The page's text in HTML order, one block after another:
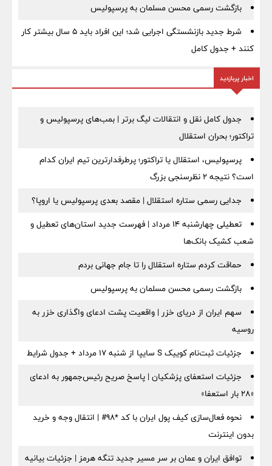
بازگشت رسمی محسن مسلمان به پرسپولیس
شرط جدید بازنشستگی اجرایی شد؛ این افراد باید ۵ سال بیشتر کار
کنند + جدول کامل
اخبار پربازدید
جدول کامل نقل و انتقالات لیگ برتر | بمب‌های پرسپولیس و
تراکتور؛ بحران استقلال
پرسپولیس، استقلال یا تراکتور؛ پرطرفدارترین تیم ایران کدام
است؟ نتیجه ۲ نظرسنجی بزرگ
جدایی رسمی ستاره استقلال | مقصد بعدی پرسپولیس یا اروپا؟
تعطیلی چهارشنبه ۱۴ مرداد | فهرست جدید استان‌های تعطیل و
شعب کشیک بانک‌ها
حماقت کردم ستاره استقلال را تا جام جهانی بردم
بازگشت رسمی محسن مسلمان به پرسپولیس
سهم ایران از دریای خزر | واقعیت پشت ادعای واگذاری خزر به
روسیه
جزئیات ثبت‌نام کوییک S سایپا از شنبه ۱۷ مرداد + جدول شرایط
جزئیات استعفای پزشکیان | پاسخ صریح رئیس‌جمهور به ادعای
«۲۸ بار استعفا»
نحوه فعال‌سازی کیف پول ایران با کد *98# | انتقال وجه و خرید
بدون اینترنت
توافق ایران و عمان بر سر مسیر جدید تنگه هرمز | جزئیات بیانیه